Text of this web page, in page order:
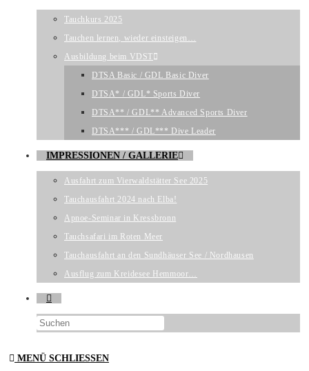
Tauchkurs 2025
Tauchen lernen, wieder einsteigen…
Ausbildung beim VDST
DTSA Basic / GDL Basic Diver
DTSA* / GDL* Sports Diver
DTSA** / GDL** Advanced Sports Diver
DTSA*** / GDL*** Dive Leader
IMPRESSIONEN / GALLERIE
Ausfahrt zum Vierwaldstätter See 2025
Tauchausfahrt 2024 nach Elba!
Apnoe-Seminar in Kressbronn
Tauchsafari im Roten Meer
Tauchausfahrt an den Sundhäuser See / Nordhausen
Ausflug zum Kreidesee Hemmoor…
WEBSITE-
SUCHE
UMSCHALTEN
MENÜ SCHLIESSEN